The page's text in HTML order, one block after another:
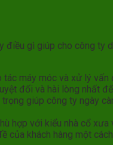
điều gì giúp cho công ty
máy móc và xử lý
đối và hài lòng nhất
giúp công ty ngày
hợp với kiểu nhà cổ xưa
khách hàng một